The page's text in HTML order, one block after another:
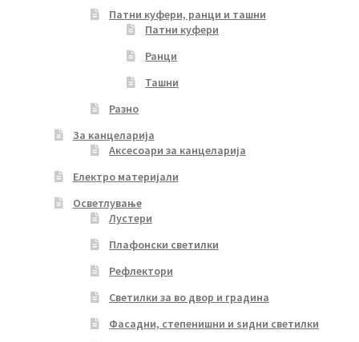
Патни куфери, ранци и ташни
Патни куфери
Ранци
Ташни
Разно
За канцеларија
Аксесоари за канцеларија
Електро материјали
Осветлување
Лустери
Плафонски светилки
Рефлектори
Светилки за во двор и градина
Фасадни, степенишни и ѕидни светилки